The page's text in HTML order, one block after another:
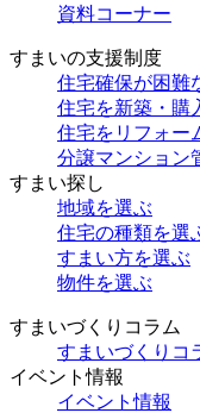
資料コーナー
すまいの支援制度
住宅確保が困難
住宅を新築・購
住宅をリフォー
分譲マンション
すまい探し
地域を選ぶ
住宅の種類を選
すまい方を選ぶ
物件を選ぶ
すまいづくりコラム
すまいづくりコ
イベント情報
イベント情報